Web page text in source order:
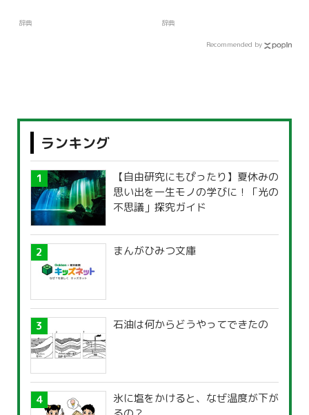
辞典 辞典
Recommended by
ランキング
【自由研究にもぴったり】夏休みの
思い出を一生モノの学びに！「光の
不思議」探究ガイド
まんがひみつ文庫
石油は何からどうやってできたの
氷に塩をかけると、なぜ温度が下が